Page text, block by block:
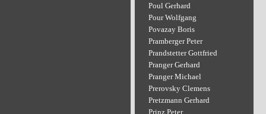
Poul Gerhard
Pour Wolfgang
Povazay Boris
Pramberger Peter
Prandstetter Gottfried
Pranger Gerhard
Pranger Michael
Prerovsky Clemens
Pretzmann Gerhard
Prinz Peter